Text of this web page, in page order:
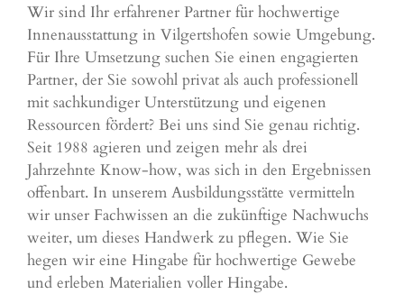
Wir sind Ihr erfahrener Partner für hochwertige
Innenausstattung in Vilgertshofen sowie Umgebung.
Für Ihre Umsetzung suchen Sie einen engagierten
Partner, der Sie sowohl privat als auch professionell
mit sachkundiger Unterstützung und eigenen
Ressourcen fördert? Bei uns sind Sie genau richtig.
Seit 1988 agieren und zeigen mehr als drei
Jahrzehnte Know-how, was sich in den Ergebnissen
offenbart. In unserem Ausbildungsstätte vermitteln
wir unser Fachwissen an die zukünftige Nachwuchs
weiter, um dieses Handwerk zu pflegen. Wie Sie
hegen wir eine Hingabe für hochwertige Gewebe
und erleben Materialien voller Hingabe.